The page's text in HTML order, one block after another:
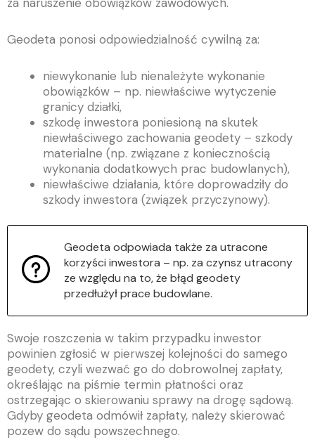
Geodeta ponosi odpowiedzialność cywilną za:
niewykonanie lub nienależyte wykonanie
obowiązków – np. niewłaściwe wytyczenie
granicy działki,
szkodę inwestora poniesioną na skutek
niewłaściwego zachowania geodety – szkody
materialne (np. związane z koniecznością
wykonania dodatkowych prac budowlanych),
niewłaściwe działania, które doprowadziły do
szkody inwestora (związek przyczynowy).
Geodeta odpowiada także za utracone
korzyści inwestora – np. za czynsz utracony
ze względu na to, że błąd geodety
przedłużył prace budowlane.
Swoje roszczenia w takim przypadku inwestor
powinien zgłosić w pierwszej kolejności do samego
geodety, czyli wezwać go do dobrowolnej zapłaty,
określając na piśmie termin płatności oraz
ostrzegając o skierowaniu sprawy na drogę sądową.
Gdyby geodeta odmówił zapłaty, należy skierować
pozew do sądu powszechnego.